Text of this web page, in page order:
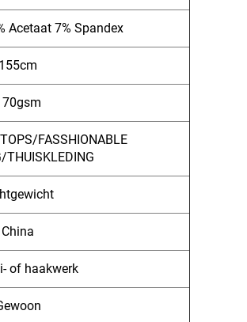
Acetaat 7% Spandex
155cm
FASSHIONABLE
THUISKLEDING
China
of haakwerk